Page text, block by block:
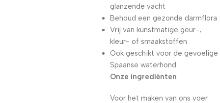
glanzende vacht
Behoud een gezonde darmflora
Vrij van kunstmatige geur-,
kleur- of smaakstoffen
Ook geschikt voor de gevoelige
Spaanse waterhond
Onze ingrediënten
Voor het maken van ons voer